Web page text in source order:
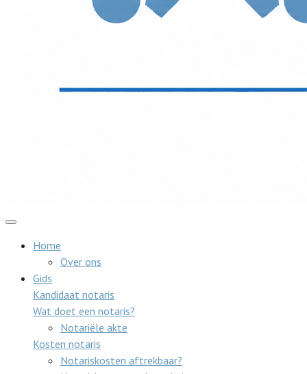
Home
Over ons
Gids
Kandidaat notaris
Wat doet een notaris?
Notariële akte
Kosten notaris
Notariskosten aftrekbaar?